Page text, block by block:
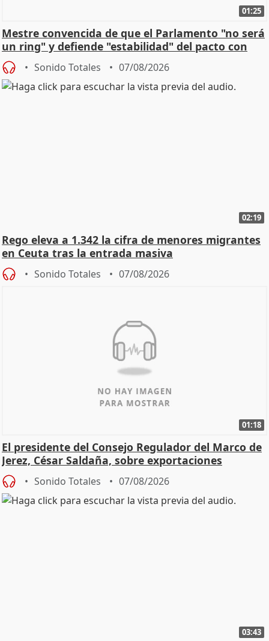
01:25
Mestre convencida de que el Parlamento "no será
un ring" y defiende "estabilidad" del pacto con
Vox
Sonido Totales 07/08/2026
02:19
Rego eleva a 1.342 la cifra de menores migrantes
en Ceuta tras la entrada masiva
Sonido Totales 07/08/2026
01:18
El presidente del Consejo Regulador del Marco de
Jerez, César Saldaña, sobre exportaciones
Sonido Totales 07/08/2026
03:43